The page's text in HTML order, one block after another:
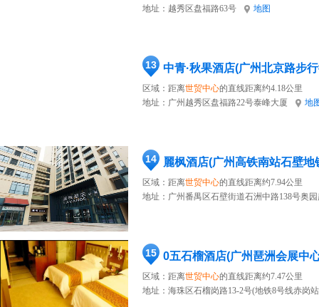
地址： 越秀区盘福路63号 地图
13 中青·秋果酒店(广州北京路步
区域：距离世贸中心的直线距离约4.18公里
地址： 广州越秀区盘福路22号泰峰大厦 地
14 麗枫酒店(广州高铁南站石壁地
区域：距离世贸中心的直线距离约7.94公里
地址： 广州番禺区石壁街道石洲中路138号奥
15 0五石榴酒店(广州琶洲会展中
区域：距离世贸中心的直线距离约7.47公里
地址： 海珠区石榴岗路13-2号(地铁8号线赤岗